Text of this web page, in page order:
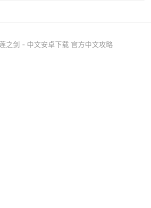
之剑 - 中文安卓下载 官方中文攻略